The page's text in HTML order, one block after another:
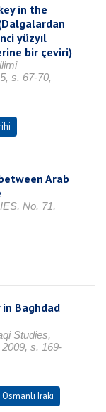
in the
yüzyıl
bir çeviri)
s. 67-70,
Arab
No. 71,
Baghdad
Studies,
s. 169-
Osmanlı Irakı